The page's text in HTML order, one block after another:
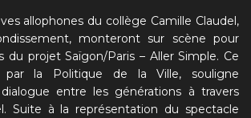
allophones du collège Camille Claudel,
monteront sur scène pour
du projet Saïgon/Paris – Aller Simple. Ce
par la Politique de la Ville, souligne
entre les générations à travers
Suite à la représentation du spectacle